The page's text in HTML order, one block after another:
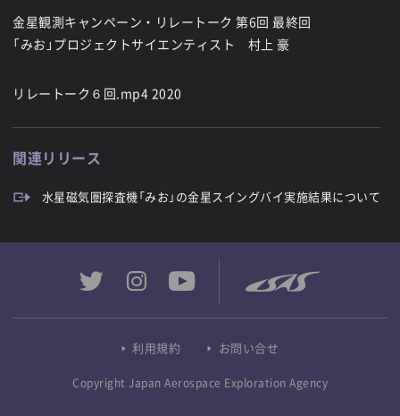
金星観測キャンペーン・リレートーク 第6回 最終回
「みお」プロジェクトサイエンティスト 村上 豪
リレートーク６回.mp4 2020
関連リリース
水星磁気圏探査機「みお」の金星スイングバイ実施結果について
利用規約 お問い合せ
Copyright Japan Aerospace Exploration Agency